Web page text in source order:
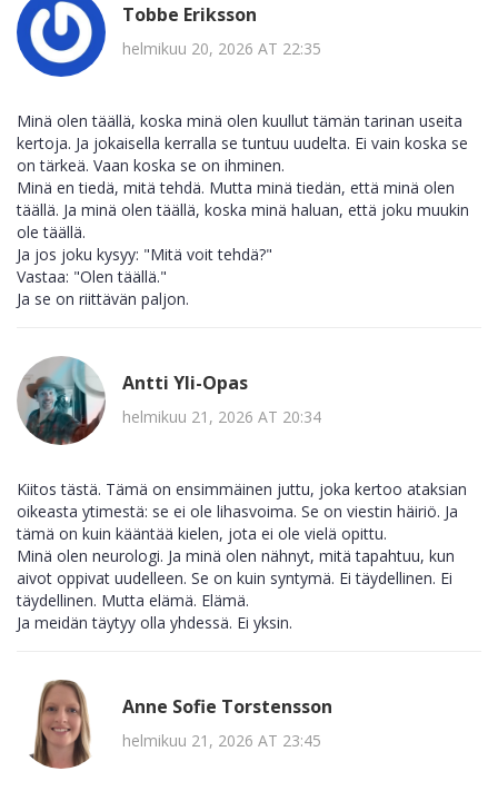
Tobbe Eriksson
helmikuu 20, 2026 AT 22:35
Minä olen täällä, koska minä olen kuullut tämän tarinan useita
kertoja. Ja jokaisella kerralla se tuntuu uudelta. Ei vain koska se
on tärkeä. Vaan koska se on ihminen.
Minä en tiedä, mitä tehdä. Mutta minä tiedän, että minä olen
täällä. Ja minä olen täällä, koska minä haluan, että joku muukin
ole täällä.
Ja jos joku kysyy: "Mitä voit tehdä?"
Vastaa: "Olen täällä."
Ja se on riittävän paljon.
Antti Yli-Opas
helmikuu 21, 2026 AT 20:34
Kiitos tästä. Tämä on ensimmäinen juttu, joka kertoo ataksian
oikeasta ytimestä: se ei ole lihasvoima. Se on viestin häiriö. Ja
tämä on kuin kääntää kielen, jota ei ole vielä opittu.
Minä olen neurologi. Ja minä olen nähnyt, mitä tapahtuu, kun
aivot oppivat uudelleen. Se on kuin syntymä. Ei täydellinen. Ei
täydellinen. Mutta elämä. Elämä.
Ja meidän täytyy olla yhdessä. Ei yksin.
Anne Sofie Torstensson
helmikuu 21, 2026 AT 23:45